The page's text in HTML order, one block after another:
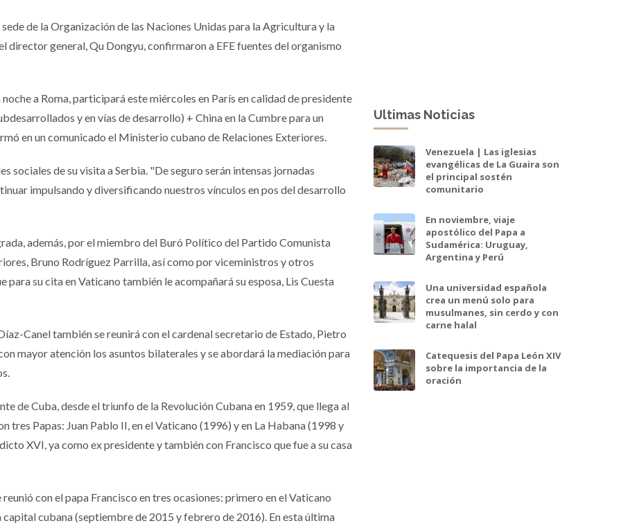
de la Organización de las Naciones Unidas para la Agricultura y la
director general, Qu Dongyu, confirmaron a EFE fuentes del organismo
a Roma, participará este miércoles en París en calidad de presidente
y en vías de desarrollo) + China en la Cumbre para un
en un comunicado el Ministerio cubano de Relaciones Exteriores.
sociales de su visita a Serbia. "De seguro serán intensas jornadas
impulsando y diversificando nuestros vínculos en pos del desarrollo
además, por el miembro del Buró Político del Partido Comunista
Bruno Rodríguez Parrilla, así como por viceministros y otros
su cita en Vaticano también le acompañará su esposa, Lis Cuesta
Canel también se reunirá con el cardenal secretario de Estado, Pietro
mayor atención los asuntos bilaterales y se abordará la mediación para
de Cuba, desde el triunfo de la Revolución Cubana en 1959, que llega al
tres Papas: Juan Pablo II, en el Vaticano (1996) y en La Habana (1998 y
XVI, ya como ex presidente y también con Francisco que fue a su casa
reunió con el papa Francisco en tres ocasiones: primero en el Vaticano
capital cubana (septiembre de 2015 y febrero de 2016). En esta última
Ultimas Noticias
Venezuela | Las iglesias
evangélicas de La Guaira son
el principal sostén
comunitario
En noviembre, viaje
apostólico del Papa a
Sudamérica: Uruguay,
Argentina y Perú
Una universidad española
crea un menú solo para
musulmanes, sin cerdo y con
carne halal
Catequesis del Papa León XIV
sobre la importancia de la
oración